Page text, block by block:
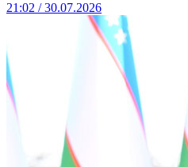
21:02 / 30.07.2026